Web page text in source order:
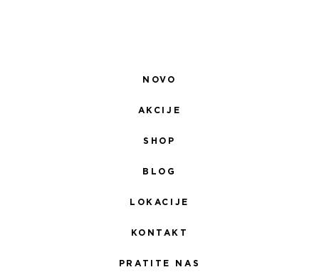
NOVO
AKCIJE
SHOP
BLOG
LOKACIJE
KONTAKT
PRATITE NAS